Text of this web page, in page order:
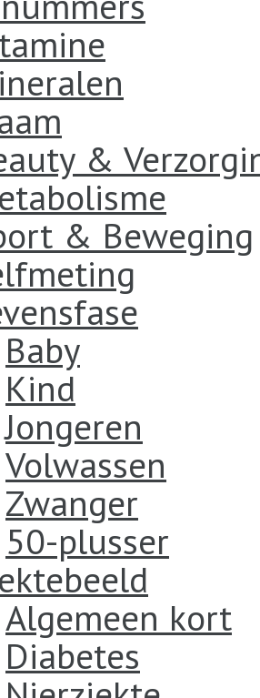
&
& Beweging
Baby
Kind
Jongeren
Volwassen
Zwanger
50-plusser
Algemeen kort
Diabetes